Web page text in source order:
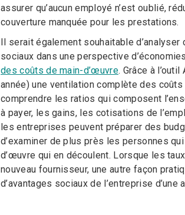
assurer qu’aucun employé n’est oublié,
couverture manquée pour les prestations.
Il serait également souhaitable
sociaux dans une perspective
des coûts de main-d’œuvre. Grâce à
année) une ventilation complète des
comprendre les ratios qui composent
à payer, les gains, les cotisations de
les entreprises peuvent préparer des
d’examiner de plus près les personnes
d’œuvre qui en découlent. Lorsque les
nouveau fournisseur, une autre façon
d’avantages sociaux de l’entreprise d’une